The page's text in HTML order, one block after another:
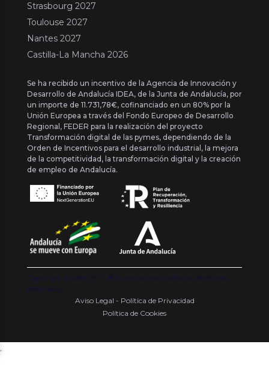
Strasbourg 2027
Toulouse 2027
Nantes 2027
Castilla-La Mancha 2026
Se ha recibido un incentivo de la Agencia de Innovación y
Desarrollo de Andalucía IDEA, de la Junta de Andalucía, por
un importe de 11.731,78€, cofinanciado en un 80% por la
Unión Europea a través del Fondo Europeo de Desarrollo
Regional, FEDER para la realización del proyecto
Transformación digital de las pymes, dependiendo de la
Orden de Incentivos para el desarrollo industrial, la mejora
de la competitividad, la transformación digital y la creación
de empleo de Andalucía.
Copyright {{ date('Y') }} ® Franquishop. Todos los derechos
reservados
Aviso Legal - Política de Privacidad
Política de Cookies
.